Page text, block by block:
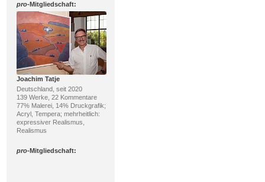
pro-Mitgliedschaft:
Joachim Tatje
Deutschland, seit 2020
139 Werke, 22 Kommentare
77% Malerei, 14% Druckgrafik;
Acryl, Tempera; mehrheitlich:
expressiver Realismus,
Realismus
pro-Mitgliedschaft: